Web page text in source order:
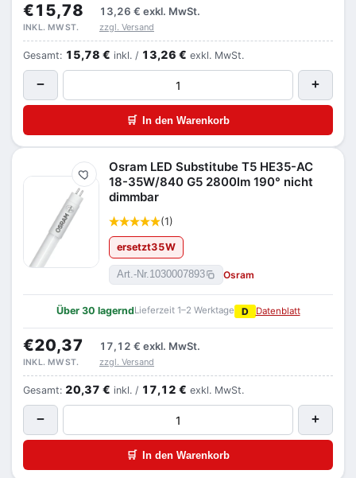
€15,78 13,26 € exkl. MwSt.
INKL. MWST. zzgl. Versand
Gesamt: 15,78 € inkl. / 13,26 € exkl. MwSt.
− +
🛒 In den Warenkorb
Merken
Osram LED Substitube T5 HE35-AC
18-35W/840 G5 2800lm 190° nicht
dimmbar
(1)
ersetzt35W
Art.-Nr.1030007893 Osram
Über 30 lagerndLieferzeit 1–2 Werktage D Datenblatt
€20,37 17,12 € exkl. MwSt.
INKL. MWST. zzgl. Versand
Gesamt: 20,37 € inkl. / 17,12 € exkl. MwSt.
− +
🛒 In den Warenkorb